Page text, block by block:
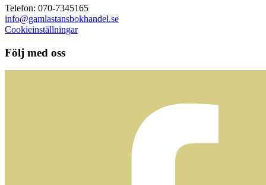
Telefon: 070-7345165
info@gamlastansbokhandel.se
Cookieinställningar
Följ med oss